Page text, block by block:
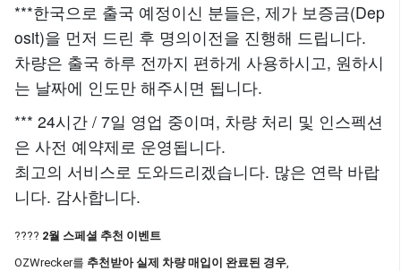
***한국으로 출국 예정이신 분들은, 제가 보증금(Dep
osit)을 먼저 드린 후 명의이전을 진행해 드립니다.
차량은 출국 하루 전까지 편하게 사용하시고, 원하시
는 날짜에 인도만 해주시면 됩니다.
*** 24시간 / 7일 영업 중이며, 차량 처리 및 인스펙션
은 사전 예약제로 운영됩니다.
최고의 서비스로 도와드리겠습니다. 많은 연락 바랍
니다. 감사합니다.
???? 2월 스페셜 추천 이벤트
OZWrecker를 추천받아 실제 차량 매입이 완료된 경우,